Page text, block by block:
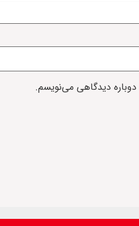
دوباره دیدگاهی می‌نویسم.